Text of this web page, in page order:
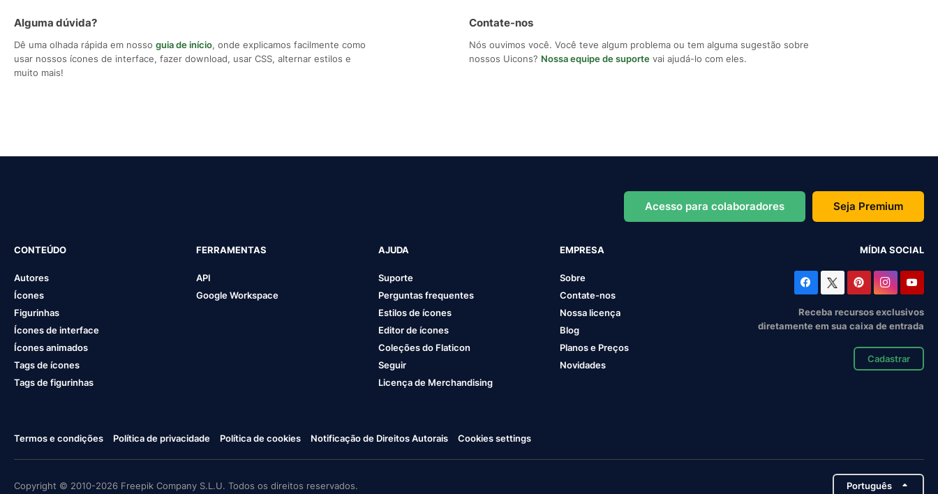
Alguma dúvida?
Dê uma olhada rápida em nosso guia de início, onde explicamos facilmente como
usar nossos ícones de interface, fazer download, usar CSS, alternar estilos e
muito mais!
Contate-nos
Nós ouvimos você. Você teve algum problema ou tem alguma sugestão sobre
nossos Uicons? Nossa equipe de suporte vai ajudá-lo com eles.
Acesso para colaboradores Seja Premium
CONTEÚDO
Autores
Ícones
Figurinhas
Ícones de interface
Ícones animados
Tags de ícones
Tags de figurinhas
FERRAMENTAS
API
Google Workspace
AJUDA
Suporte
Perguntas frequentes
Estilos de ícones
Editor de ícones
Coleções do Flaticon
Seguir
Licença de Merchandising
EMPRESA
Sobre
Contate-nos
Nossa licença
Blog
Planos e Preços
Novidades
MÍDIA SOCIAL
Receba recursos exclusivos
diretamente em sua caixa de entrada
Cadastrar
Termos e condições Política de privacidade Política de cookies Notificação de Direitos Autorais Cookies settings
Copyright © 2010-2026 Freepik Company S.L.U. Todos os direitos reservados. Português